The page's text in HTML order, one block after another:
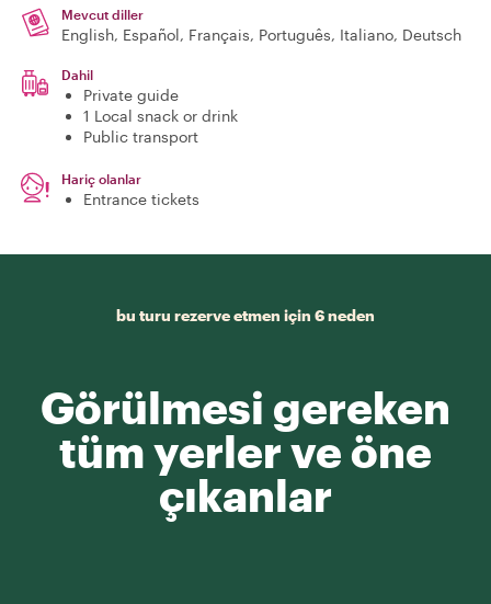
Mevcut diller
English, Español, Français, Português, Italiano, Deutsch
Dahil
Private guide
1 Local snack or drink
Public transport
Hariç olanlar
Entrance tickets
bu turu rezerve etmen için 6 neden
Görülmesi gereken
tüm yerler ve öne
çıkanlar